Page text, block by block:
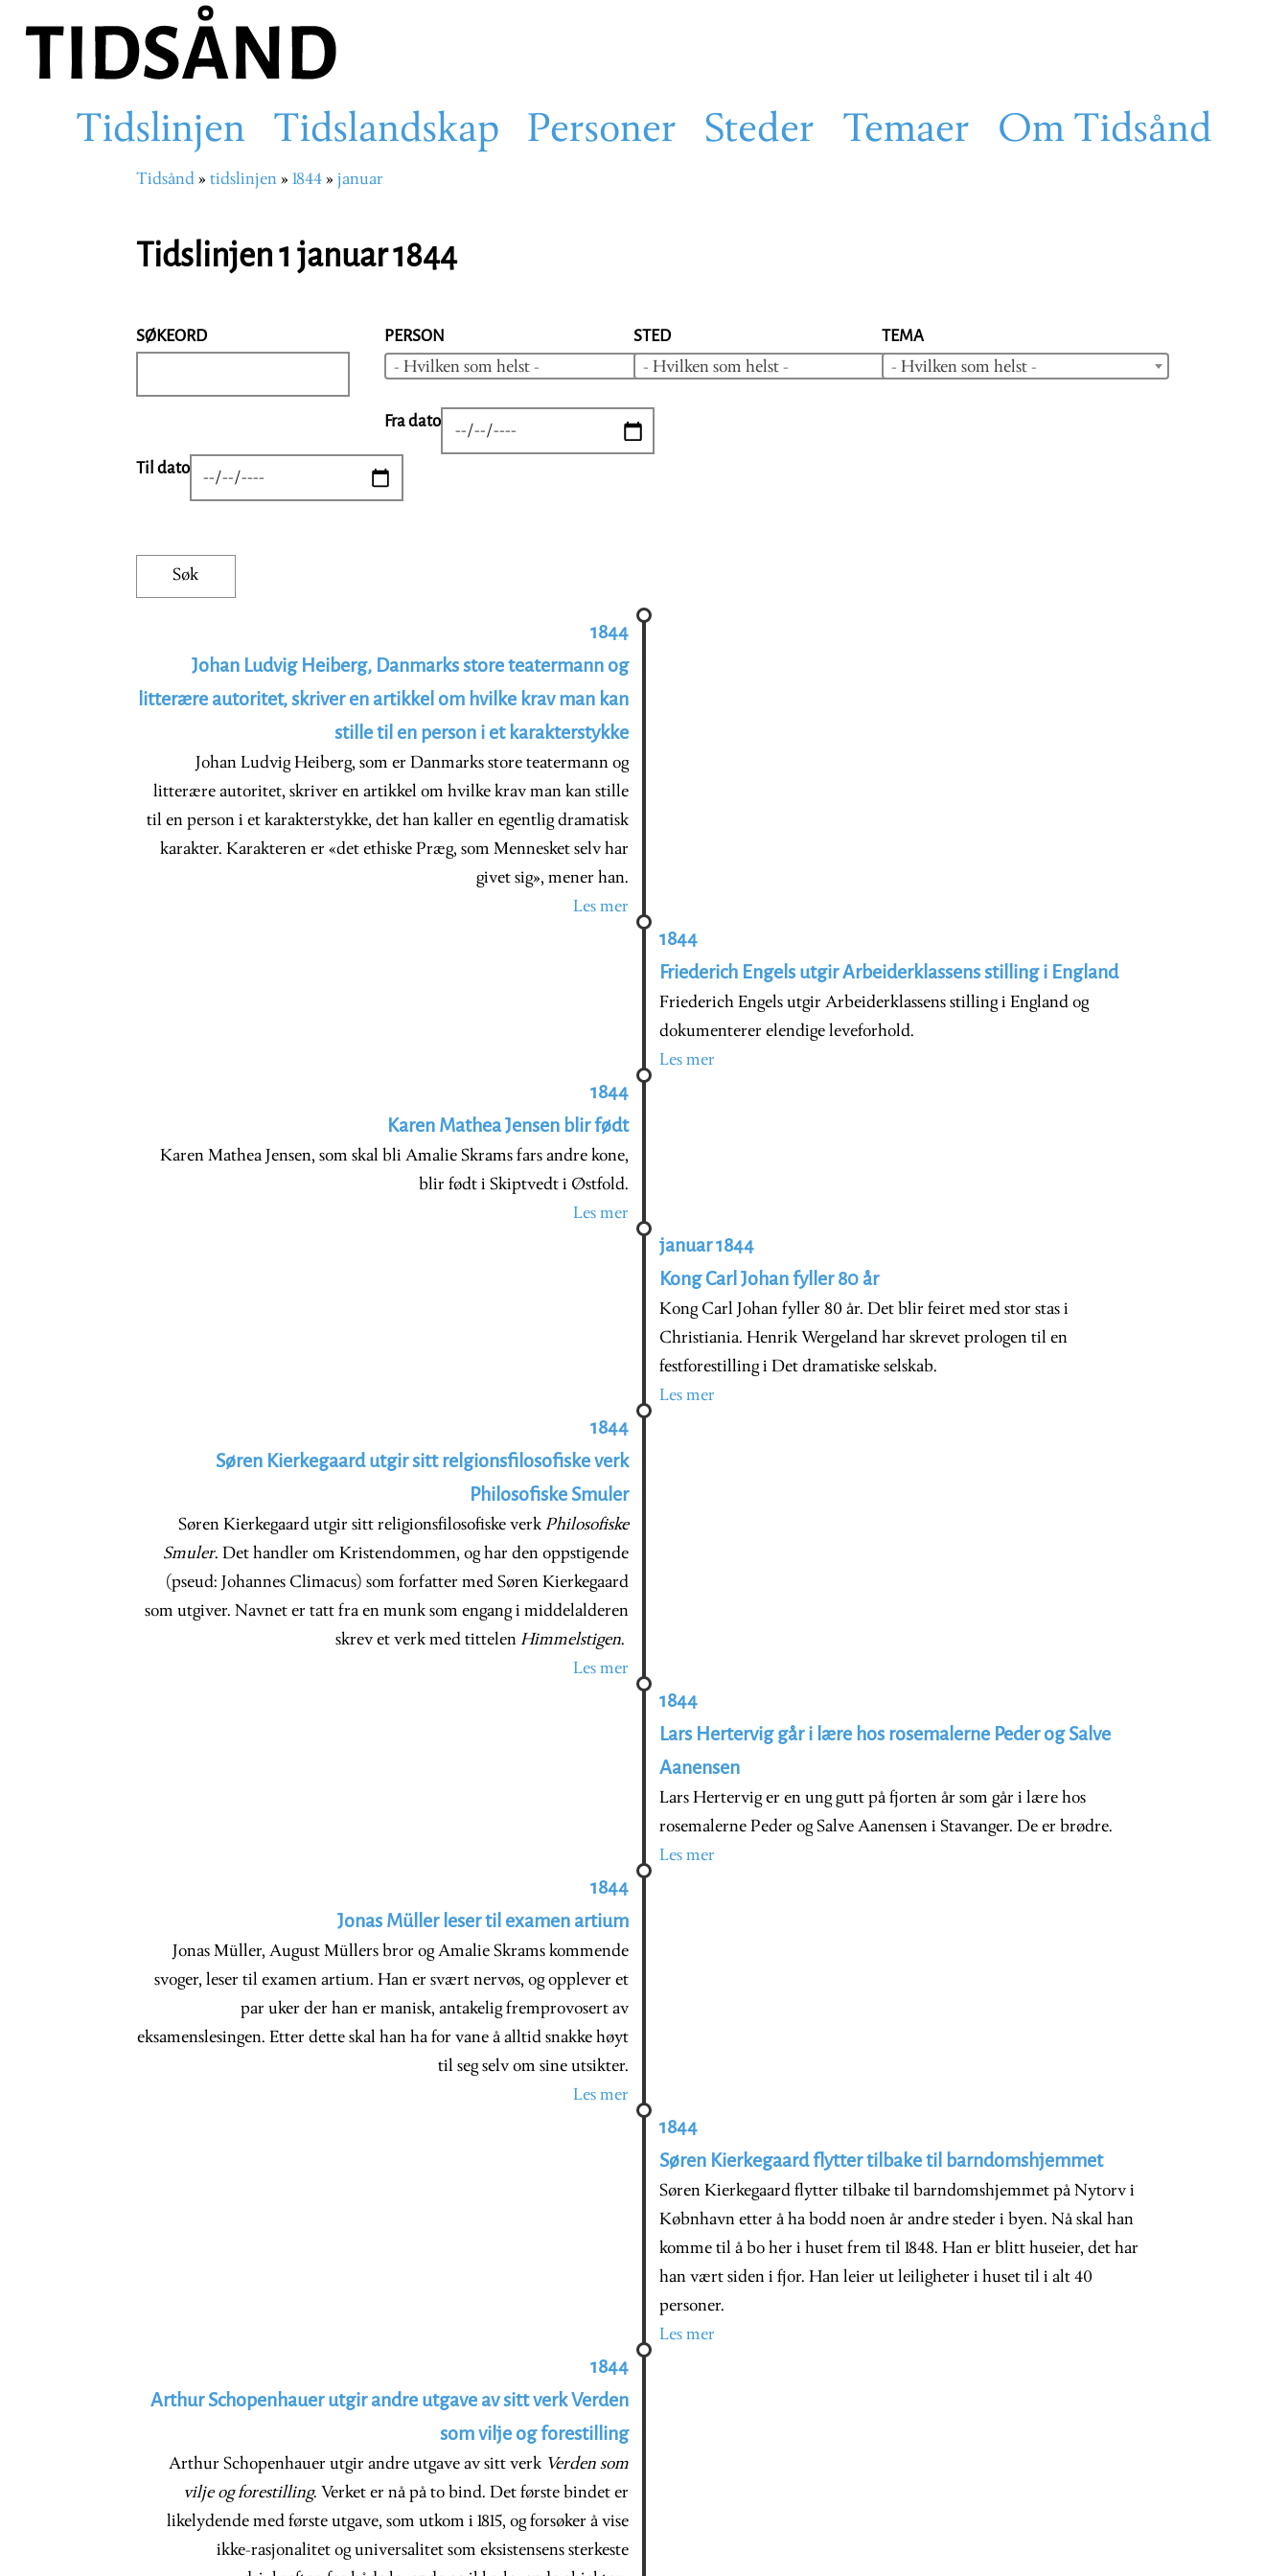
hovedinnhold
Main
navigation
Tidslinjen Tidslandskap Personer Steder Temaer Om Tidsånd
Navigasjonssti
Tidsånd tidslinjen 1844 januar
Tidslinjen 1 januar 1844
SØKEORD
PERSON
- Hvilken som helst -
STED
- Hvilken som helst -
TEMA
- Hvilken som helst -
Fra dato DATE
Til dato DATE
1844
Johan Ludvig Heiberg, Danmarks store teatermann og
litterære autoritet, skriver en artikkel om hvilke krav man kan
stille til en person i et karakterstykke
Johan Ludvig Heiberg, som er Danmarks store teatermann og
litterære autoritet, skriver en artikkel om hvilke krav man kan stille
til en person i et karakterstykke, det han kaller en egentlig dramatisk
karakter. Karakteren er «det ethiske Præg, som Mennesket selv har
givet sig», mener han.
Les mer
1844
Friederich Engels utgir Arbeiderklassens stilling i England
Friederich Engels utgir Arbeiderklassens stilling i England og
dokumenterer elendige leveforhold.
Les mer
1844
Karen Mathea Jensen blir født
Karen Mathea Jensen, som skal bli Amalie Skrams fars andre kone,
blir født i Skiptvedt i Østfold.
Les mer
januar 1844
Kong Carl Johan fyller 80 år
Kong Carl Johan fyller 80 år. Det blir feiret med stor stas i
Christiania. Henrik Wergeland har skrevet prologen til en
festforestilling i Det dramatiske selskab.
Les mer
1844
Søren Kierkegaard utgir sitt relgionsfilosofiske verk
Philosofiske Smuler
Søren Kierkegaard utgir sitt religionsfilosofiske verk Philosofiske
Smuler. Det handler om Kristendommen, og har den oppstigende
(pseud: Johannes Climacus) som forfatter med Søren Kierkegaard
som utgiver. Navnet er tatt fra en munk som engang i middelalderen
skrev et verk med tittelen Himmelstigen.
Les mer
1844
Lars Hertervig går i lære hos rosemalerne Peder og Salve
Aanensen
Lars Hertervig er en ung gutt på fjorten år som går i lære hos
rosemalerne Peder og Salve Aanensen i Stavanger. De er brødre.
Les mer
1844
Jonas Müller leser til examen artium
Jonas Müller, August Müllers bror og Amalie Skrams kommende
svoger, leser til examen artium. Han er svært nervøs, og opplever et
par uker der han er manisk, antakelig fremprovosert av
eksamenslesingen. Etter dette skal han ha for vane å alltid snakke høyt
til seg selv om sine utsikter.
Les mer
1844
Søren Kierkegaard flytter tilbake til barndomshjemmet
Søren Kierkegaard flytter tilbake til barndomshjemmet på Nytorv i
Købnhavn etter å ha bodd noen år andre steder i byen. Nå skal han
komme til å bo her i huset frem til 1848. Han er blitt huseier, det har
han vært siden i fjor. Han leier ut leiligheter i huset til i alt 40
personer.
Les mer
1844
Arthur Schopenhauer utgir andre utgave av sitt verk Verden
som vilje og forestilling
Arthur Schopenhauer utgir andre utgave av sitt verk Verden som
vilje og forestilling. Verket er nå på to bind. Det første bindet er
likelydende med første utgave, som utkom i 1815, og forsøker å vise
ikke-rasjonalitet og universalitet som eksistensens sterkeste